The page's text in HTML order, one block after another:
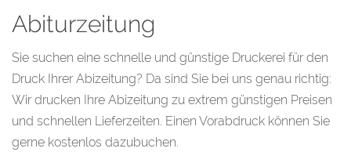
Abiturzeitung
Sie suchen eine schnelle und günstige Druckerei für den
Druck Ihrer Abizeitung? Da sind Sie bei uns genau richtig:
Wir drucken Ihre Abizeitung zu extrem günstigen Preisen
und schnellen Lieferzeiten. Einen Vorabdruck können Sie
gerne kostenlos dazubuchen.